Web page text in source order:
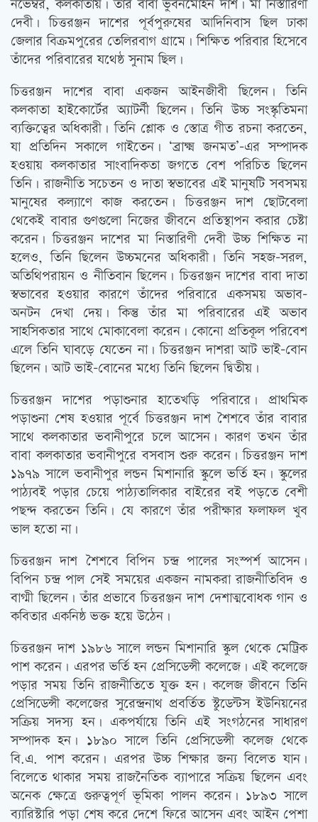
নভেম্বর, কলকাতায়। তাঁর বাবা ভুবনমোহন দাশ। মা নিস্তারিণী
দেবী। চিত্তরঞ্জন দাশের পূর্বপুরুষের আদিনিবাস ছিল ঢাকা
জেলার বিক্রমপুরের তেলিরবাগ গ্রামে। শিক্ষিত পরিবার হিসেবে
তাঁদের পরিবারের যথেষ্ঠ সুনাম ছিল।
চিত্তরঞ্জন দাশের বাবা একজন আইনজীবী ছিলেন। তিনি
কলকাতা হাইকোর্টের অ্যাটর্নী ছিলেন। তিনি উচ্চ সংস্কৃতিমনা
ব্যক্তিত্বের অধিকারী। তিনি শ্লোক ও স্তোত্র গীত রচনা করতেন,
যা প্রতিদিন সকালে গাইতেন। ‘ব্রাক্ষ্ম জনমত’-এর সম্পাদক
হওয়ায় কলকাতার সাংবাদিকতা জগতে বেশ পরিচিত ছিলেন
তিনি। রাজনীতি সচেতন ও দাতা স্বভাবের এই মানুষটি সবসময়
মানুষের কল্যাণে কাজ করতেন। চিত্তরঞ্জন দাশ ছোটবেলা
থেকেই বাবার গুণগুলো নিজের জীবনে প্রতিস্থাপন করার চেষ্টা
করেন। চিত্তরঞ্জন দাশের মা নিস্তারিণী দেবী উচ্চ শিক্ষিত না
হলেও, তিনি ছিলেন উচ্চমনের অধিকারী। তিনি সহজ-সরল,
অতিথিপরায়ন ও নীতিবান ছিলেন। চিত্তরঞ্জন দাশের বাবা দাতা
স্বভাবের হওয়ার কারণে তাঁদের পরিবারে একসময় অভাব-
অনটন দেখা দেয়। কিন্তু তাঁর মা পরিবারের এই অভাব
সাহসিকতার সাথে মোকাবেলা করেন। কোনো প্রতিকূল পরিবেশ
এলে তিনি ঘাবড়ে যেতেন না। চিত্তরঞ্জন দাশরা আট ভাই-বোন
ছিলেন। আট ভাই-বোনের মধ্যে তিনি ছিলেন দ্বিতীয়।
চিত্তরঞ্জন দাশের পড়াশুনার হাতেখড়ি পরিবারে। প্রাথমিক
পড়াশুনা শেষ হওয়ার পূর্বে চিত্তরঞ্জন দাশ শৈশবে তাঁর বাবার
সাথে কলকাতার ভবানীপুরে চলে আসেন। কারণ তখন তাঁর
বাবা কলকাতার ভবানীপুরে বসবাস শুরু করেন। চিত্তরঞ্জন দাশ
১৯৭৯ সালে ভবানীপুর লন্ডন মিশানারি স্কুলে ভর্তি হন। স্কুলের
পাঠ্যবই পড়ার চেয়ে পাঠ্যতালিকার বাইরের বই পড়তে বেশী
পছন্দ করতেন তিনি। যে কারণে তাঁর পরীক্ষার ফলাফল খুব
ভাল হতো না।
চিত্তরঞ্জন দাশ শৈশবে বিপিন চন্দ্র পালের সংস্পর্শ আসেন।
বিপিন চন্দ্র পাল সেই সময়ের একজন নামকরা রাজনীতিবিদ ও
বাগ্মী ছিলেন। তাঁর প্রভাবে চিত্তরঞ্জন দাশ দেশাত্মবোধক গান ও
কবিতার একনিষ্ঠ ভক্ত হয়ে উঠেন।
চিত্তরঞ্জন দাশ ১৯৮৬ সালে লন্ডন মিশানারি স্কুল থেকে মেট্রিক
পাশ করেন। এরপর ভর্তি হন প্রেসিডেন্সী কলেজে। এই কলেজে
পড়ার সময় তিনি রাজনীতিতে যুক্ত হন। কলেজ জীবনে তিনি
প্রেসিডেন্সী কলেজের সুরেন্দ্রনাথ প্রবর্তিত স্টুডেন্টস ইউনিয়নের
সক্রিয় সদস্য হন। একপর্যায়ে তিনি এই সংগঠনের সাধারণ
সম্পাদক হন। ১৮৯০ সালে তিনি প্রেসিডেন্সী কলেজ থেকে
বি.এ. পাশ করেন। এরপর উচ্চ শিক্ষার জন্য বিলেত যান।
বিলেতে থাকার সময় রাজনৈতিক ব্যাপারে সক্রিয় ছিলেন এবং
অনেক ক্ষেত্রে গুরুত্বপূর্ণ ভূমিকা পালন করেন। ১৮৯৩ সালে
ব্যারিস্টারি পড়া শেষ করে দেশে ফিরে আসেন এবং আইন পেশা